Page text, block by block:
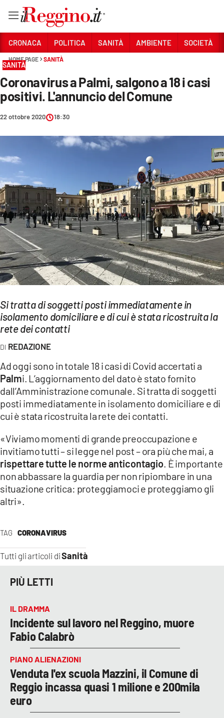
Sezioni
CRONACA
SOCIETÀ
CULTURA
ECONOMIA E LAVORO
EVENTI
SPORT
Streaming
LAC TV
LAC NETWORK
LAC ONAIR
LaC
Network
LACPLAY.IT
LACTV.IT
LACONAIR.IT
LACITYMAG.IT
ILREGGINO.IT
ILVIBONESE.IT
CATANZAROCHANNEL.IT
ANDROID
APPLE
CRONACA POLITICA SANITÀ AMBIENTE SOCIETÀ
HOME PAGE SANITÀ
SANITÀ
Coronavirus a Palmi, salgono a 18 i casi
positivi. L'annuncio del Comune
22 ottobre 2020 18:30
Si tratta di soggetti posti immediatamente in
isolamento domiciliare e di cui è stata ricostruita la
rete dei contatti
REDAZIONE
TAG CORONAVIRUS
Tutti gli articoli diSanità
Ad oggi sono in totale 18 i casi di Covid accertati a
Palmi. L’aggiornamento del dato è stato fornito
dall’Amministrazione comunale. Si tratta di soggetti
posti immediatamente in isolamento domiciliare e di
cui è stata ricostruita la rete dei contatti.
«Viviamo momenti di grande preoccupazione e
invitiamo tutti – si legge nel post – ora più che mai, a
rispettare tutte le norme anticontagio. È importante
non abbassare la guardia per non ripiombare in una
situazione critica: proteggiamoci e proteggiamo gli
altri».
PIÙ LETTI
IL DRAMMA
Incidente sul lavoro nel Reggino, muore
Fabio Calabrò
PIANO ALIENAZIONI
Venduta l'ex scuola Mazzini, il Comune di
Reggio incassa quasi 1 milione e 200mila
euro